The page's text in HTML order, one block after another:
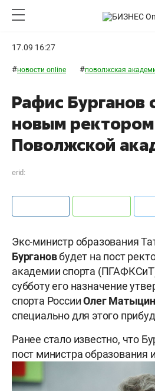
17.09 16:27
#новости online #поволжская
Рафис Бурганов
новым ректором
Поволжской
erid:
Экс-министр образования
Бургановбудет на пост
академии спорта
субботу его назначение
спорта РоссииОлег Матыцин
специально для этого
Ранее стало известно, что
пост министра образования